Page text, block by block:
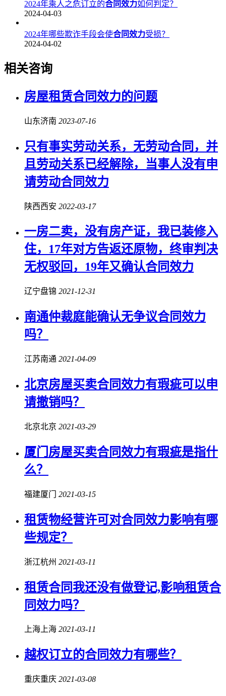
2024年乘人之危订立的合同效力如何判定？
2024-04-03
2024年哪些欺诈手段会使合同效力受损？
2024-04-02
相关咨询
房屋租赁合同效力的问题
山东济南 2023-07-16
只有事实劳动关系，无劳动合同，并
且劳动关系已经解除，当事人没有申
请劳动合同效力
陕西西安 2022-03-17
一房二卖，没有房产证，我已装修入
住，17年对方告返还原物，终审判决
无权驳回，19年又确认合同效力
辽宁盘锦 2021-12-31
南通仲裁庭能确认无争议合同效力
吗？
江苏南通 2021-04-09
北京房屋买卖合同效力有瑕疵可以申
请撤销吗？
北京北京 2021-03-29
厦门房屋买卖合同效力有瑕疵是指什
么？
福建厦门 2021-03-15
租赁物经营许可对合同效力影响有哪
些规定？
浙江杭州 2021-03-11
租赁合同我还没有做登记,影响租赁合
同效力吗？
上海上海 2021-03-11
越权订立的合同效力有哪些？
重庆重庆 2021-03-08